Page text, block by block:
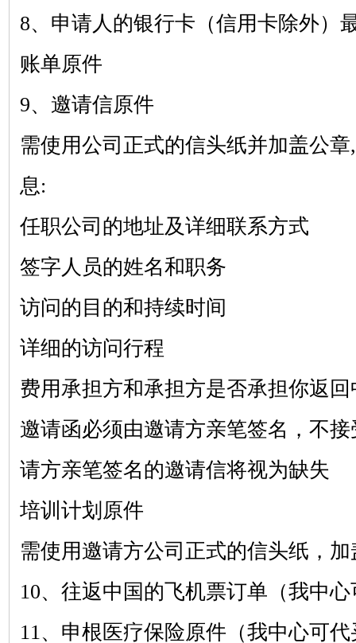
8、申请人的银行卡（信用卡除外）
账单原件
9、邀请信原件
需使用公司正式的信头纸并加盖公章
息:
任职公司的地址及详细联系方式
签字人员的姓名和职务
访问的目的和持续时间
详细的访问行程
费用承担方和承担方是否承担你返
邀请函必须由邀请方亲笔签名，不
请方亲笔签名的邀请信将视为缺失
培训计划原件
需使用邀请方公司正式的信头纸，
10、往返中国的飞机票订单（我中
11、申根医疗保险原件（我中心可代